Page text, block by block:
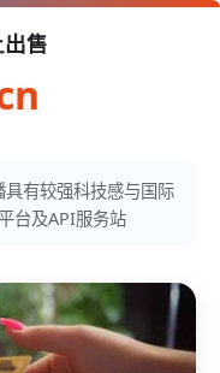
售
有较强科技感与国际
台及API服务站